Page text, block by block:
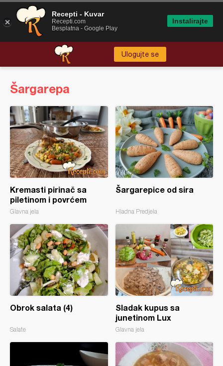
Ulogujte se
Šargarepa
Kremasti pirinač sa
piletinom i povrćem
Glavna jela
Šargarepice od sira
Hladna Predjela
Obrok salata (4)
Salate
Sladak kupus sa
junetinom Lux
Glavna jela
Recepti - Kuvar
Recepti.com
Besplatna - Google Play
Instalirajte